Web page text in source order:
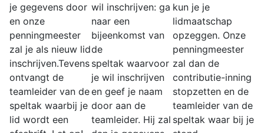
je gegevens door
en onze
penningmeester
zal je als nieuw lid
inschrijven.Tevens
ontvangt de
teamleider van de
speltak waarbij je
lid wordt een
wil inschrijven: ga
naar een
bijeenkomst van
de
speltak waarvoor
je wil inschrijven
en geef je naam
door aan de
teamleider. Hij zal
kun je je
lidmaatschap
opzeggen. Onze
penningmeester
zal dan de
contributie-inning
stopzetten en de
teamleider van de
speltak waar bij je